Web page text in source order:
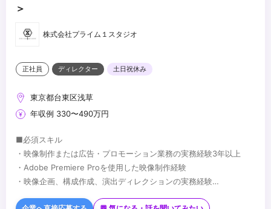
＞
株式会社プライム１スタジオ
正社員 ディレクター 土日祝休み
東京都台東区浅草
年収例 330〜490万円
■必須スキル
・映像制作または広告・プロモーション業務の実務経験3年以上
・Adobe Premiere Proを使用した映像制作経験
・映像企画、構成作成、演出ディレクションの実務経験